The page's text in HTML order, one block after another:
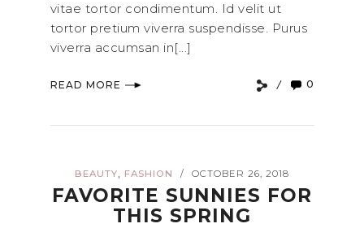
vitae tortor condimentum. Id velit ut
tortor pretium viverra suspendisse. Purus
viverra accumsan in[...]
READ MORE 0
BEAUTY FASHION / OCTOBER 26, 2018
FAVORITE SUNNIES FOR
THIS SPRING